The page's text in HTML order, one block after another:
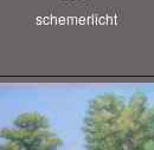
schemerlicht